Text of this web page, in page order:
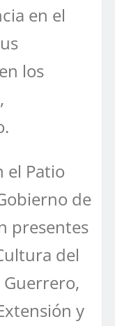
en el
los
el Patio
de
presentes
del
Guerrero,
y